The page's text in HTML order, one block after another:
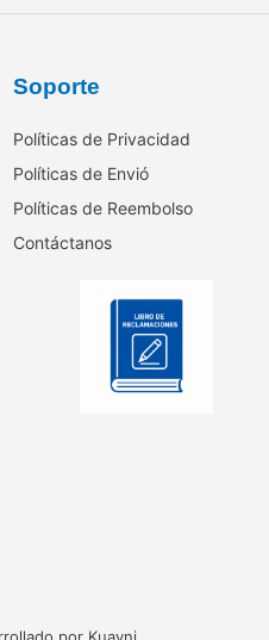
Soporte
Políticas de Privacidad
Políticas de Envió
Políticas de Reembolso
Contáctanos